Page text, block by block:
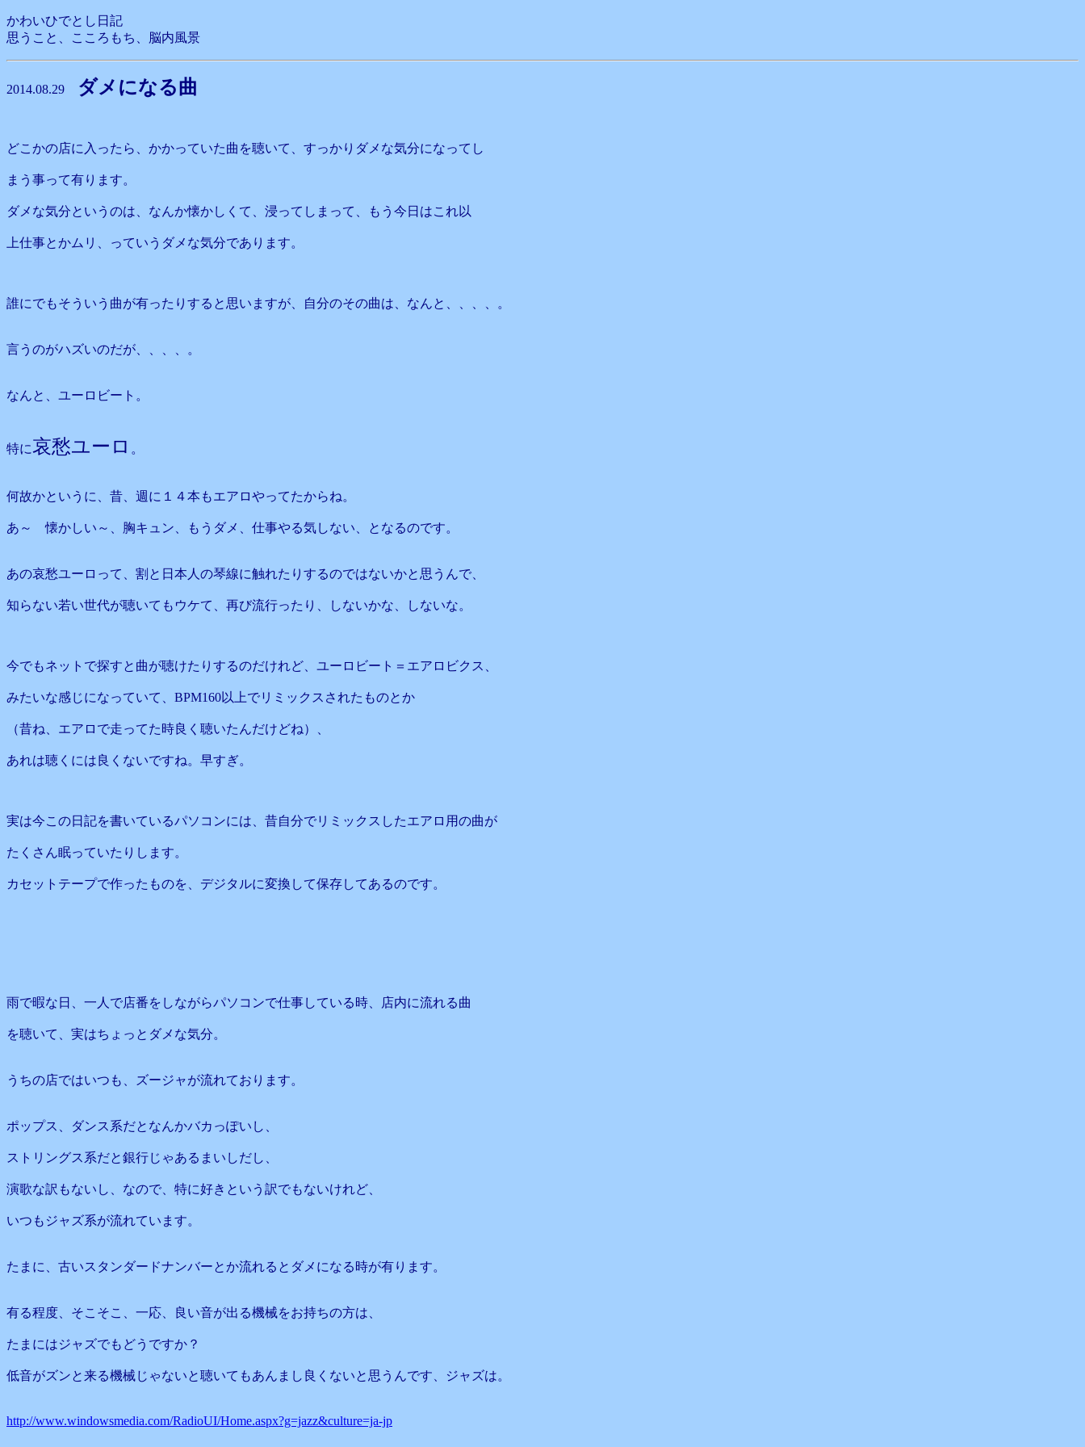
かわいひでとし日記
思うこと、こころもち、脳内風景
2014.08.29 ダメになる曲
どこかの店に入ったら、かかっていた曲を聴いて、すっかりダメな気分になってし
まう事って有ります。
ダメな気分というのは、なんか懐かしくて、浸ってしまって、もう今日はこれ以
上仕事とかムリ、っていうダメな気分であります。
誰にでもそういう曲が有ったりすると思いますが、自分のその曲は、なんと、、、、。
言うのがハズいのだが、、、、。
なんと、ユーロビート。
特に哀愁ユーロ 。
何故かというに、昔、週に１４本もエアロやってたからね。
あ～ 懐かしい～、胸キュン、もうダメ、仕事やる気しない、となるのです。
あの哀愁ユーロって、割と日本人の琴線に触れたりするのではないかと思うんで、
知らない若い世代が聴いてもウケて、再び流行ったり、しないかな、しないな。
今でもネットで探すと曲が聴けたりするのだけれど、ユーロビート＝エアロビクス、
みたいな感じになっていて、BPM160以上でリミックスされたものとか
（昔ね、エアロで走ってた時良く聴いたんだけどね）、
あれは聴くには良くないですね。早すぎ。
実は今この日記を書いているパソコンには、昔自分でリミックスしたエアロ用の曲が
たくさん眠っていたりします。
カセットテープで作ったものを、デジタルに変換して保存してあるのです。
雨で暇な日、一人で店番をしながらパソコンで仕事している時、店内に流れる曲
を聴いて、実はちょっとダメな気分。
うちの店ではいつも、ズージャが流れております。
ポップス、ダンス系だとなんかバカっぽいし、
ストリングス系だと銀行じゃあるまいしだし、
演歌な訳もないし、なので、特に好きという訳でもないけれど、
いつもジャズ系が流れています。
たまに、古いスタンダードナンバーとか流れるとダメになる時が有ります。
有る程度、そこそこ、一応、良い音が出る機械をお持ちの方は、
たまにはジャズでもどうですか？
低音がズンと来る機械じゃないと聴いてもあんまし良くないと思うんです、ジャズは。
http://www.windowsmedia.com/RadioUI/Home.aspx?g=jazz&culture=ja-jp